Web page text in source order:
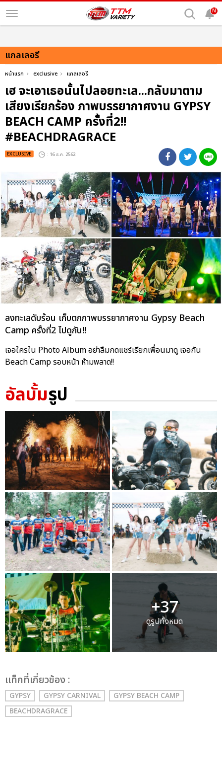
N
แกลเลอรี
หน้าแรก exclusive แกลเลอรี
เฮ จะเอาเธอนั้นไปลอยทะเล...กลับมาตาม
เสียงเรียกร้อง ภาพบรรยากาศงาน GYPSY
BEACH CAMP ครั้งที่2!!
#BEACHDRAGRACE
EXCLUSIVE : 16 ธ.ค. 2562
ลงทะเลดับร้อน เก็บตกภาพบรรยากาศงาน Gypsy Beach
Camp ครั้งที่2 ไปดูกัน!!
เจอใครใน Photo Album อย่าลืมกดแชร์เรียกเพื่อนมาดู เจอกัน
Beach Camp รอบหน้า ห้ามพลาด!!
อัลบั้มรูป
+37
ดูรูปทั้งหมด
เเท็กที่เกี่ยวข้อง :
GYPSY GYPSY CARNIVAL
GYPSY BEACH CAMP
BEACHDRAGRACE